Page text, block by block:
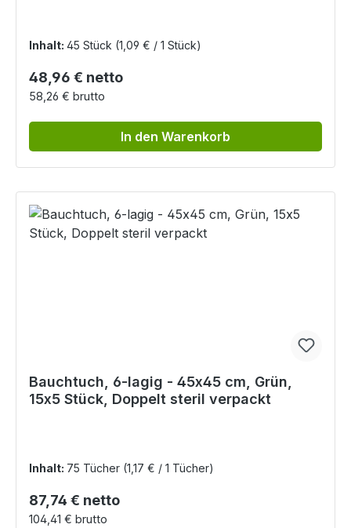
Inhalt: 45 Stück (1,09 € / 1 Stück)
Regulärer Preis:
48,96 € netto
58,26 € brutto
In den Warenkorb
Bauchtuch, 6-lagig - 45x45 cm, Grün,
15x5 Stück, Doppelt steril verpackt
Inhalt: 75 Tücher (1,17 € / 1 Tücher)
Regulärer Preis:
87,74 € netto
104,41 € brutto